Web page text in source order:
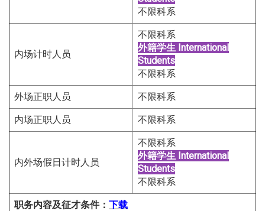
不限科系
内场计时人员
不限科系
外籍学生 International
Students
不限科系
外场正职人员 不限科系
内场正职人员 不限科系
内外场假日计时人员
不限科系
外籍学生 International
Students
不限科系
职务内容及征才条件： 下载